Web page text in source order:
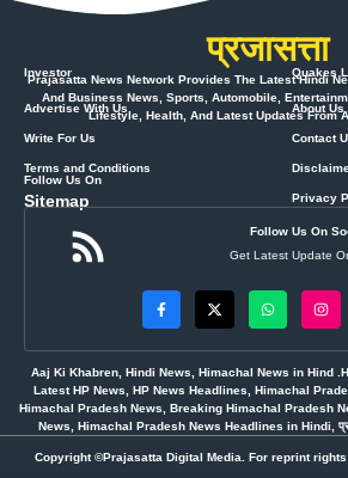
प्रजासत्ता
Prajasatta News Network Provides The Latest Hindi
And Business News, Sports, Automobile,
Lifestyle, Health, And Latest Updates From
Investor
Advertise With Us
Write For Us
Terms and Conditions
Sitemap
Quakes
About Us
Contact
Privacy
Follow Us On
Follow Us On
Get Latest Update
Aaj Ki Khabren, Hindi News, Himachal News in Hind
Latest HP News, HP News Headlines, Himachal
Himachal Pradesh News, Breaking Himachal Pradesh
News, Himachal Pradesh News Headlines in Hindi,
Copyright ©Prajasatta Digital Media. For reprint